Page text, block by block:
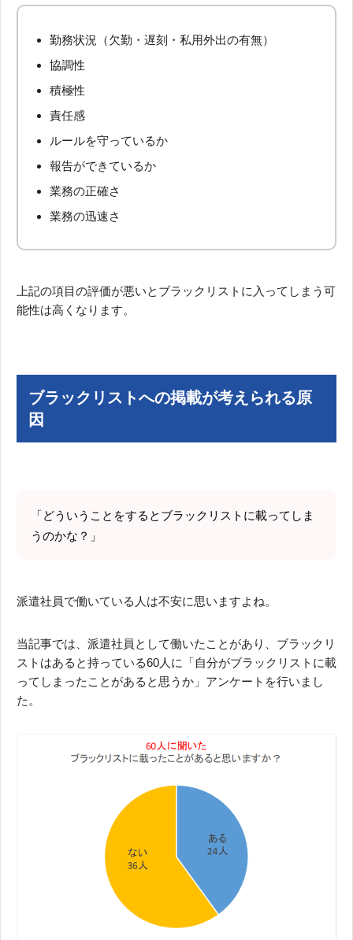
勤務状況（欠勤・遅刻・私用外出の有無）
協調性
積極性
責任感
ルールを守っているか
報告ができているか
業務の正確さ
業務の迅速さ
上記の項目の評価が悪いとブラックリストに入ってしまう可
能性は高くなります。
ブラックリストへの掲載が考えられる原
因
「どういうことをするとブラックリストに載ってしま
うのかな？」
派遣社員で働いている人は不安に思いますよね。
当記事では、派遣社員として働いたことがあり、ブラックリ
ストはあると持っている60人に「自分がブラックリストに載
ってしまったことがあると思うか」アンケートを行いまし
た。